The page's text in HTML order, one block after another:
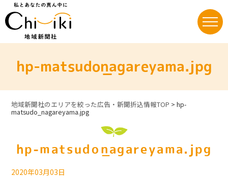
contenthp-matsudo_nagareyama.jpg
地域新聞社のエリアを絞った広告・新聞折込情報TOP >hp-
matsudo_nagareyama.jpg
hp-matsudo_nagareyama.jpg
2020年03月03日